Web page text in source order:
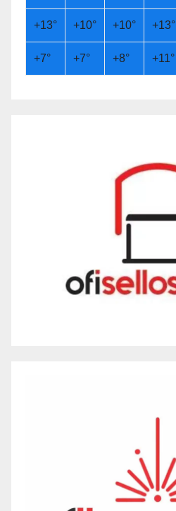
+13° +10° +10° +13°
+7° +7° +8° +11°